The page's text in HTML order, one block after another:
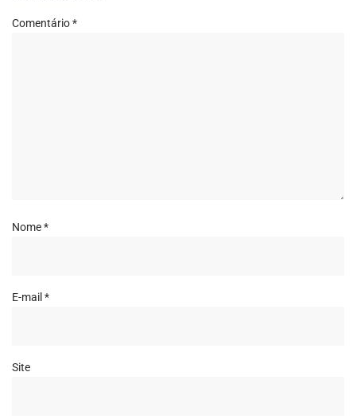
Comentário*
Nome*
E-mail *
Site